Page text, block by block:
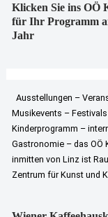
Klicken Sie ins OÖ
für Ihr Programm
Jahr
Ausstellungen –
Musikevents –
Kinderprogramm –
Gastronomie – das OÖ
inmitten von Linz ist
Zentrum für Kunst und